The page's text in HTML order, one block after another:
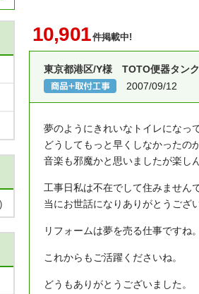
10,901件掲載中!
東京都港区/Y様 TOTO便器タン
2007/09/12
夢のようにきれいなトイレになっ
どうしてもっと早くしなかったの
音楽も邪魔かと思いましたが楽し
工事日私は不在でして住みません
当にお世話になりありがとうござ
リフォームは夢を売る仕事ですね。
これからもご活躍くださいね。
どうもありがとうございました。